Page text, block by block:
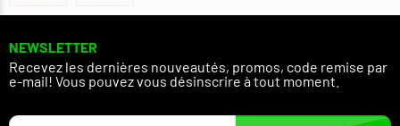
NEWSLETTER
Recevez les dernières nouveautés, promos, code remise par
e-mail! Vous pouvez vous désinscrire à tout moment.